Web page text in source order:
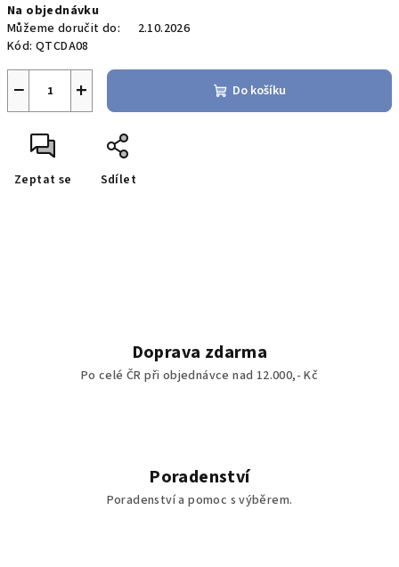
Na objednávku
Můžeme doručit do:
2.10.2026
Kód: QTCDA08
+
− Do košíku
Zeptat se Sdílet
Doprava zdarma
Po celé ČR při objednávce nad 12.000,- Kč
Poradenství
Poradenství a pomoc s výběrem.